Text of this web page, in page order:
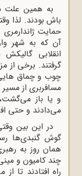
باش بودند. لذا
حمایت ژاندارمری
آن که به شهر
انقلابی
گرفتند. برخی از
چوب و چماق هایی
مسافربری از
و یا باز
می‌دادند و حتی
در این بین
گوش گنبدی‌ها
همان روز به
چند کامیون و
راه افتادند تا